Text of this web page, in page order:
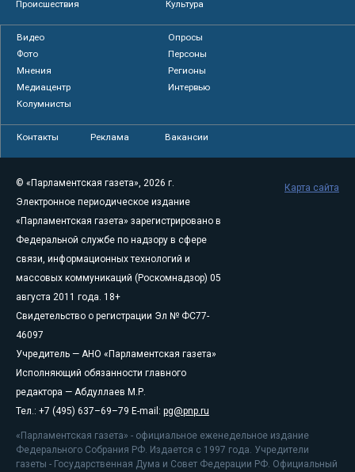
Происшествия
Культура
Видео
Опросы
Фото
Персоны
Мнения
Регионы
Медиацентр
Интервью
Колумнисты
Контакты Реклама Вакансии
© «Парламентская газета», 2026 г.
Электронное периодическое издание
«Парламентская газета» зарегистрировано в
Федеральной службе по надзору в сфере
связи, информационных технологий и
массовых коммуникаций (Роскомнадзор) 05
августа 2011 года. 18+
Свидетельство о регистрации Эл № ФС77-
46097
Учредитель — АНО «Парламентская газета»
Исполняющий обязанности главного
редактора — Абдуллаев М.Р.
Тел.: +7 (495) 637–69–79 E-mail: pg@pnp.ru
«Парламентская газета» - официальное еженедельное издание
Федерального Собрания РФ. Издается с 1997 года. Учредители
газеты - Государственная Дума и Совет Федерации РФ. Официальный
Карта сайта